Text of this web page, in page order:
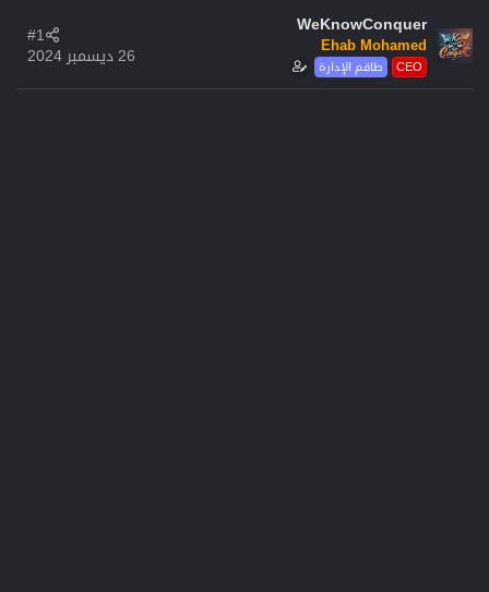
WeKnowConquer
Ehab Mohamed
طاقم الإدارة CEO
26 ديسمبر 2024
#1